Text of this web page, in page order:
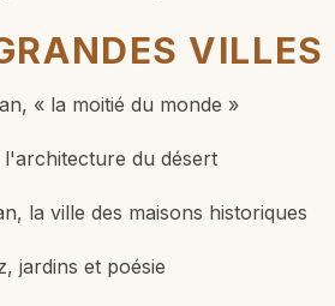
« la moitié du monde »
l'architecture du désert
la ville des maisons historiques
jardins et poésie